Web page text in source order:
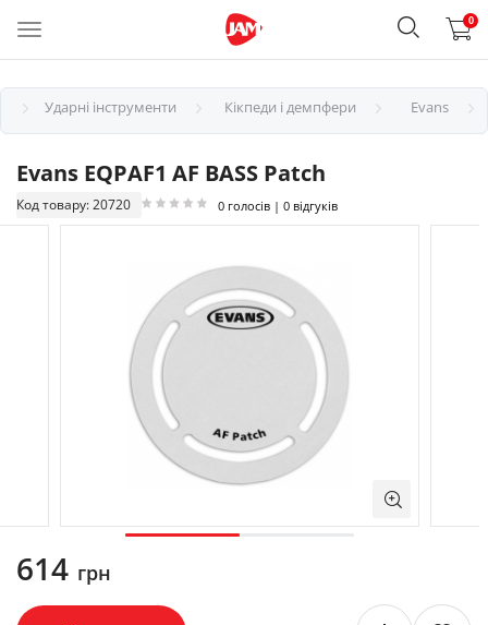
0
Ударні інструменти Кікпеди і демпфери Evans
Evans EQPAF1 AF BASS Patch
Код товару: 20720 0 голосів | 0 відгуків
614 грн